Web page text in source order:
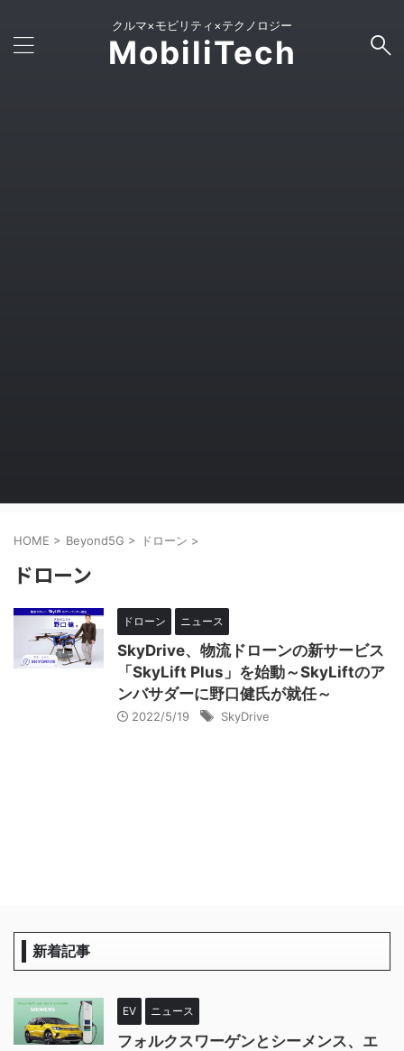
クルマ×モビリティ×テクノロジー
MobiliTech
HOME > Beyond5G > ドローン >
ドローン
ドローン ニュース
SkyDrive、物流ドローンの新サービス
「SkyLift Plus」を始動～SkyLiftのア
ンバサダーに野口健氏が就任～
2022/5/19 SkyDrive
新着記事
EV ニュース
フォルクスワーゲンとシーメンス、エ